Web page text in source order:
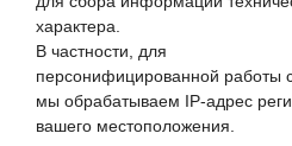
защищены.Использование
Данный сайт не является
положениями
характера.
В частности, для
персонифицированной работы
мы обрабатываем IP-адрес
вашего местоположения.